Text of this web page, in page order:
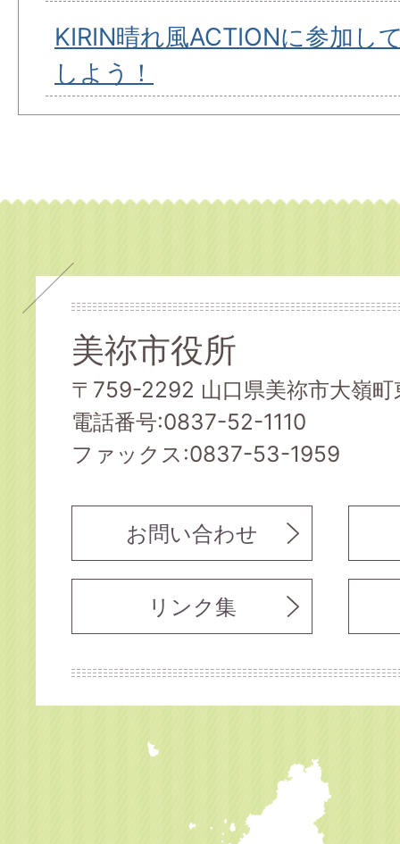
KIRIN晴れ風ACTIONに参加し
しよう！
美祢市役所
〒759-2292 山口県美祢市大嶺
電話番号:0837-52-1110
ファックス:0837-53-1959
お問い合わせ
リンク集